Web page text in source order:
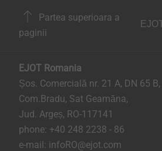
Partea superioara a
paginii
EJOT Romania
Șos. Comercială nr. 21 A, DN 65 B,
Com.Bradu, Sat Geamăna,
Jud. Argeș, RO-117141
phone: +40 248 2238 - 86
e-mail: infoRO@ejot.com